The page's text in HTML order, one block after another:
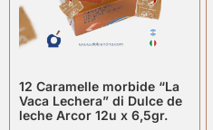
12 Caramelle morbide “La
Vaca Lechera” di Dulce de
leche Arcor 12u x 6,5gr.